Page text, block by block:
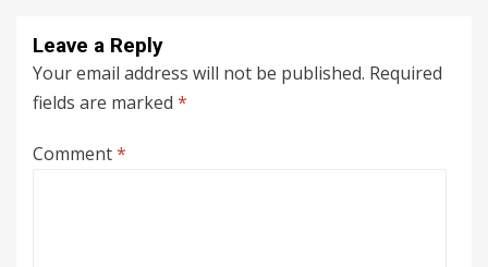
Leave a Reply
Your email address will not be published. Required
fields are marked *
Comment*